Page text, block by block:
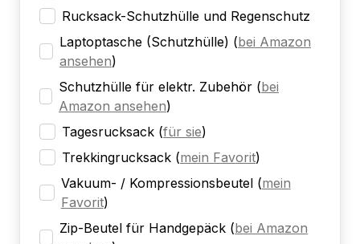
Rucksack-Schutzhülle und Regenschutz
Laptoptasche (Schutzhülle) (bei Amazon
ansehen)
Schutzhülle für elektr. Zubehör (bei
Amazon ansehen)
Tagesrucksack (für sie)
Trekkingrucksack (mein Favorit)
Vakuum- / Kompressionsbeutel (mein
Favorit)
Zip-Beutel für Handgepäck (bei Amazon